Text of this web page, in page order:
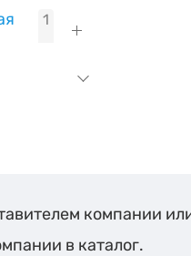
1
компании
в каталог.